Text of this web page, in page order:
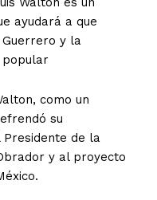
ayudará a que
Guerrero y la
popular
como un
su
de la
y al proyecto